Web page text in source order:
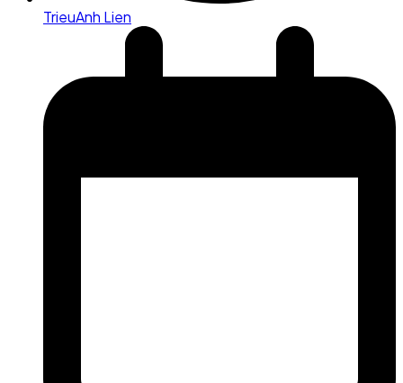
TrieuAnh Lien